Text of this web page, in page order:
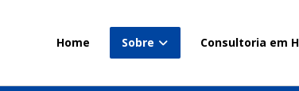
Home Sobre Consultoria em